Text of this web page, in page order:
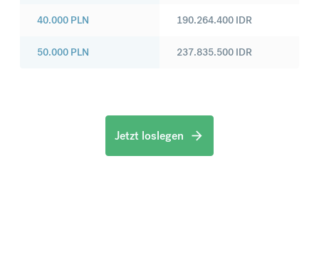
40.000 PLN
50.000 PLN
190.264.400 IDR
237.835.500 IDR
Jetzt loslegen